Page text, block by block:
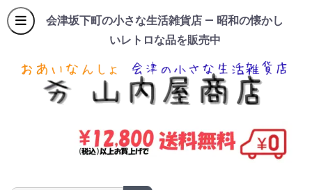
会津坂下町の小さな生活雑貨店 — 昭和の懐かし
いレトロな品を販売中